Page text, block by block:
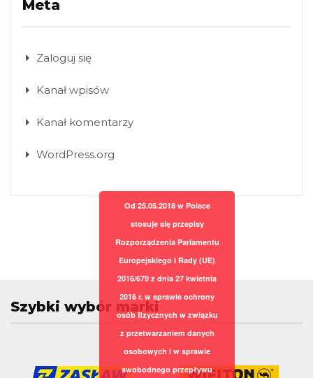
Meta
Zaloguj się
Kanał wpisów
Kanał komentarzy
WordPress.org
Szybki wybór marki
Od 25.05.2018 w Polsce
stosuje się przepisy
Rozporządzenia Parlamentu
Europejskiego i Rady (UE)
2016/679 z dnia 27 kwietnia
2016 r. w sprawie ochrony
osób fizycznych w związku
z przetwarzaniem danych
osobowych i w sprawie
swobodnego przepływu